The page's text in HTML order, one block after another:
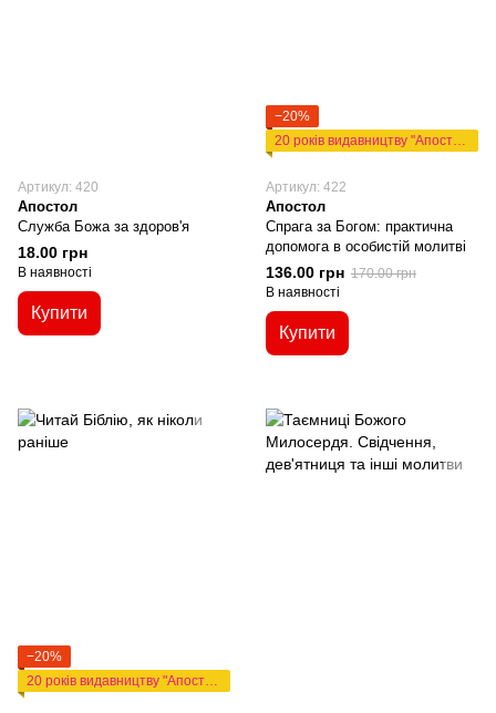
Артикул: 420
Апостол
Служба Божа за здоров'я
18.00 грн
В наявності
Купити
−20%
20 років видавництву "Апостол"
Артикул: 422
Апостол
Спрага за Богом: практична
допомога в особистій молитві
136.00 грн 170.00 грн
В наявності
Купити
−20%
20 років видавництву "Апостол"